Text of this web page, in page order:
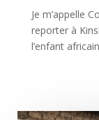
Je m’appelle
reporter à
l’enfant